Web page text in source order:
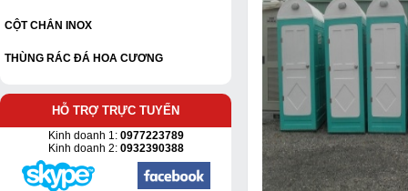
CỘT CHẮN INOX
THÙNG RÁC ĐÁ HOA CƯƠNG
HỖ TRỢ TRỰC TUYẾN
Kinh doanh 1:0977223789
Kinh doanh 2: 0932390388